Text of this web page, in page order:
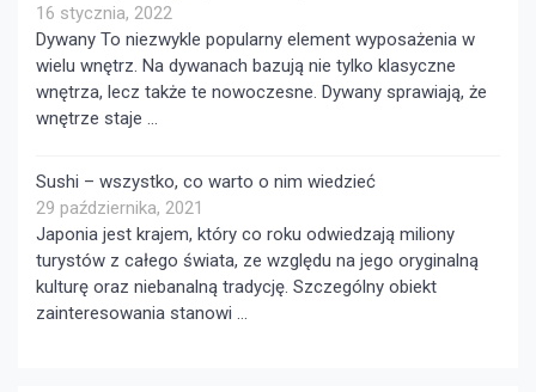
16 stycznia, 2022
Dywany To niezwykle popularny element wyposażenia w
wielu wnętrz. Na dywanach bazują nie tylko klasyczne
wnętrza, lecz także te nowoczesne. Dywany sprawiają, że
wnętrze staje …
Sushi – wszystko, co warto o nim wiedzieć
29 października, 2021
Japonia jest krajem, który co roku odwiedzają miliony
turystów z całego świata, ze względu na jego oryginalną
kulturę oraz niebanalną tradycję. Szczególny obiekt
zainteresowania stanowi …